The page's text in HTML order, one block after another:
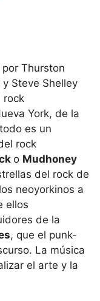
Thurston
Steve Shelley
rock
York, de la
es un
rock
o Mudhoney
del rock de
neoyorkinos a
ellos
de la
, que el punk-
La música
el arte y la